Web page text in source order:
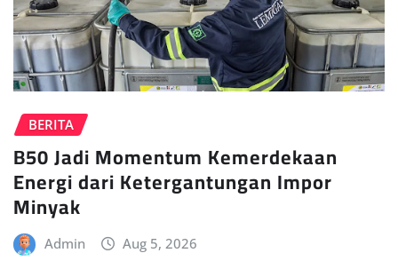
BERITA
B50 Jadi Momentum Kemerdekaan
Energi dari Ketergantungan Impor
Minyak
Admin Aug 5, 2026